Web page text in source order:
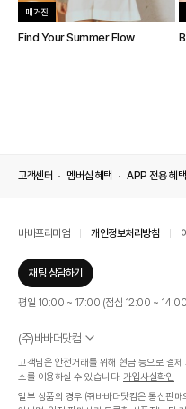
매거진
Find Your Summer Flow
고객센터 멤버십 혜택 APP 전용 혜택
바바프리미엄 개인정보처리방침
채팅 상담하기
평일 10:00 ~ 17:00 (점심 12:00 ~
(주)바바더닷컴
서울특별시 서초구 신반포로 339, 논현빌
사업자 등록번호 569-86-01308
통신판매업신고번호 제 2019 - 서울 서초
고객님은 안전거래를 위해 현금 등으로 결
스를 이용하실 수 있습니다. 가입사실확인
일부 상품의 경우 ㈜바바더닷컴은 통신판